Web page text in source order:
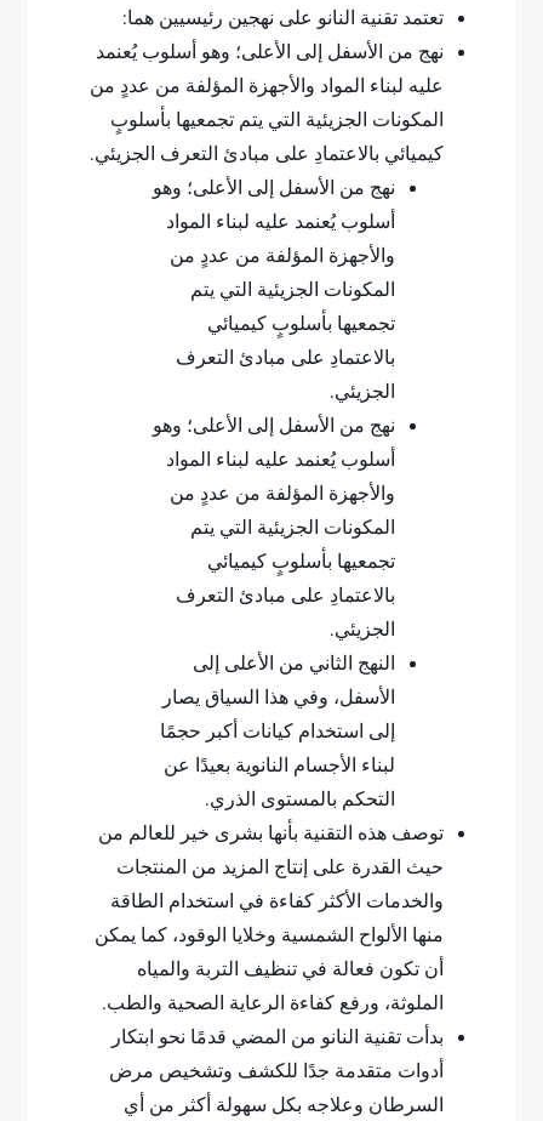
تعتمد تقنية النانو على نهجين رئيسيين هما:
نهج من الأسفل إلى الأعلى؛ وهو أسلوب يُعنمد
عليه لبناء المواد والأجهزة المؤلفة من عددٍ من
المكونات الجزيئية التي يتم تجمعيها بأسلوبٍ
كيميائي بالاعتمادِ على مبادئ التعرف الجزيئي.
نهج من الأسفل إلى الأعلى؛ وهو
أسلوب يُعنمد عليه لبناء المواد
والأجهزة المؤلفة من عددٍ من
المكونات الجزيئية التي يتم
تجمعيها بأسلوبٍ كيميائي
بالاعتمادِ على مبادئ التعرف
الجزيئي.
نهج من الأسفل إلى الأعلى؛ وهو
أسلوب يُعنمد عليه لبناء المواد
والأجهزة المؤلفة من عددٍ من
المكونات الجزيئية التي يتم
تجمعيها بأسلوبٍ كيميائي
بالاعتمادِ على مبادئ التعرف
الجزيئي.
النهج الثاني من الأعلى إلى
الأسفل، وفي هذا السياق يصار
إلى استخدام كيانات أكبر حجمًا
لبناء الأجسام النانوية بعيدًا عن
التحكم بالمستوى الذري.
توصف هذه التقنية بأنها بشرى خير للعالم من
حيث القدرة على إنتاج المزيد من المنتجات
والخدمات الأكثر كفاءة في استخدام الطاقة
منها الألواح الشمسية وخلايا الوقود، كما يمكن
أن تكون فعالة في تنظيف التربة والمياه
الملوثة، ورفع كفاءة الرعاية الصحية والطب.
بدأت تقنية النانو من المضي قدمًا نحو ابتكار
أدوات متقدمة جدًا للكشف وتشخيص مرض
السرطان وعلاجه بكل سهولة أكثر من أي